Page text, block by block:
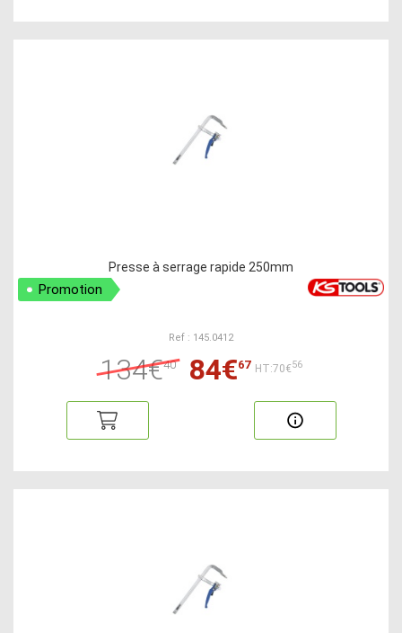
Presse à serrage rapide 250mm
Promotion
Ref : 145.0412
134€40 84€67 HT:70€56